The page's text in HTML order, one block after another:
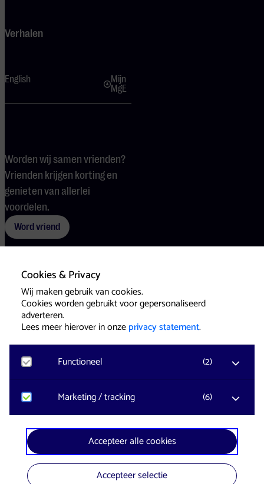
Cookies & Privacy
Wij maken gebruik van cookies.
Cookies worden gebruikt voor gepersonaliseerd
adverteren.
Lees meer hierover in onzeprivacy statement.
Functioneel (2)
Noodzakelijk
Voor het functioneren van de website en het
onthouden van voorkeuren worden functionele
cookies geplaatst. Hierbij worden geen
persoonsgegevens verzameld.
Google Analytics
Marketing / tracking (6)
YouTube
Registreert klikgedrag, bekeken video’s en aangepaste
voorkeuren. Bezoekersinformatie en gebruikersgedrag
wordt gebruikt voor advertenties.
Accepteer alle cookies
Accepteer selectie
Verhalen
English
Mijn
MgE
Worden wij samen vrienden?
Vrienden krijgen korting en
genieten van allerlei
voordelen.
Word vriend
Voorwaarden CookiesPers
Website & Identity byEagerly
In samenwerking met